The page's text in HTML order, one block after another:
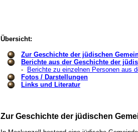
Übersicht:
Zur Geschichte der jüdischen
Berichte aus der Geschichte der
-
Berichte zu einzelnen Personen aus
Fotos / Darstellungen
Links und Literatur
Zur Geschichte der jüdischen